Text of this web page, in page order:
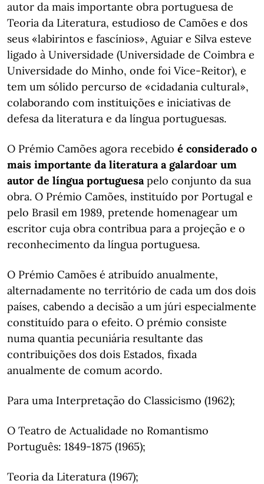
autor da mais importante obra portuguesa de
Teoria da Literatura, estudioso de Camões e dos
seus «labirintos e fascínios», Aguiar e Silva esteve
ligado à Universidade (Universidade de Coimbra e
Universidade do Minho, onde foi Vice-Reitor), e
tem um sólido percurso de «cidadania cultural»,
colaborando com instituições e iniciativas de
defesa da literatura e da língua portuguesas.
O Prémio Camões agora recebido é considerado o
mais importante da literatura a galardoar um
autor de língua portuguesapelo conjunto da sua
obra. O Prémio Camões, instituído por Portugal e
pelo Brasil em 1989, pretende homenagear um
escritor cuja obra contribua para a projeção e o
reconhecimento da língua portuguesa.
O Prémio Camões é atribuído anualmente,
alternadamente no território de cada um dos dois
países, cabendo a decisão a um júri especialmente
constituído para o efeito. O prémio consiste
numa quantia pecuniária resultante das
contribuições dos dois Estados, fixada
anualmente de comum acordo.
Para uma Interpretação do Classicismo (1962);
O Teatro de Actualidade no Romantismo
Português: 1849-1875 (1965);
Teoria da Literatura (1967);